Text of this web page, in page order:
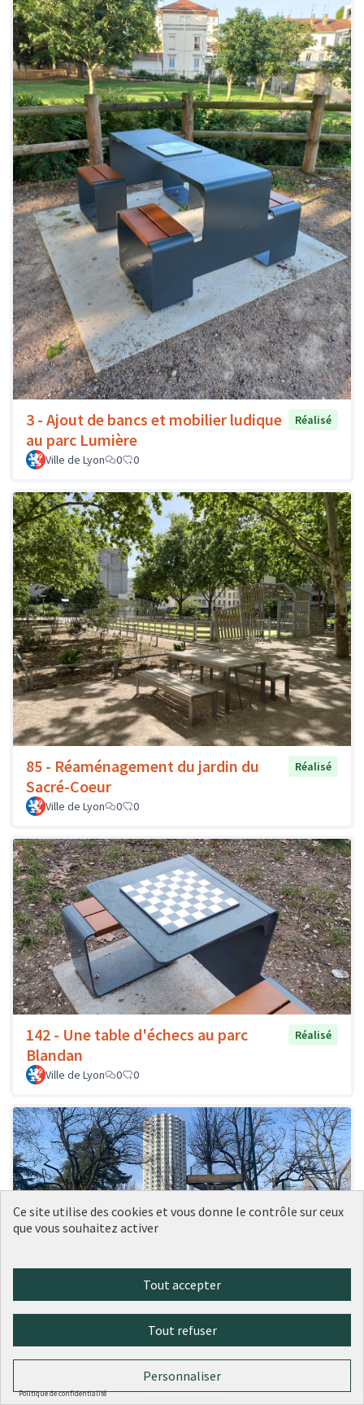
3 - Ajout de bancs et mobilier ludique
au parc Lumière
Réalisé
Ville de Lyon 0 0
85 - Réaménagement du jardin du
Sacré-Coeur
Réalisé
Ville de Lyon 0 0
142 - Une table d'échecs au parc
Blandan
Réalisé
Ville de Lyon 0 0
41 - Des plantes grimpantes sur les
grilles des city stades
Ce site utilise des cookies et vous donne le contrôle sur ceux
que vous souhaitez activer
Tout accepter
Tout refuser
Personnaliser
Politique de confidentialité